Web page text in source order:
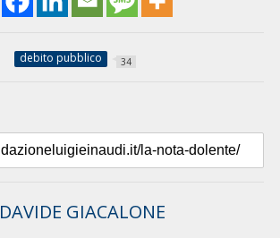
debito pubblico 34
DAVIDE GIACALONE